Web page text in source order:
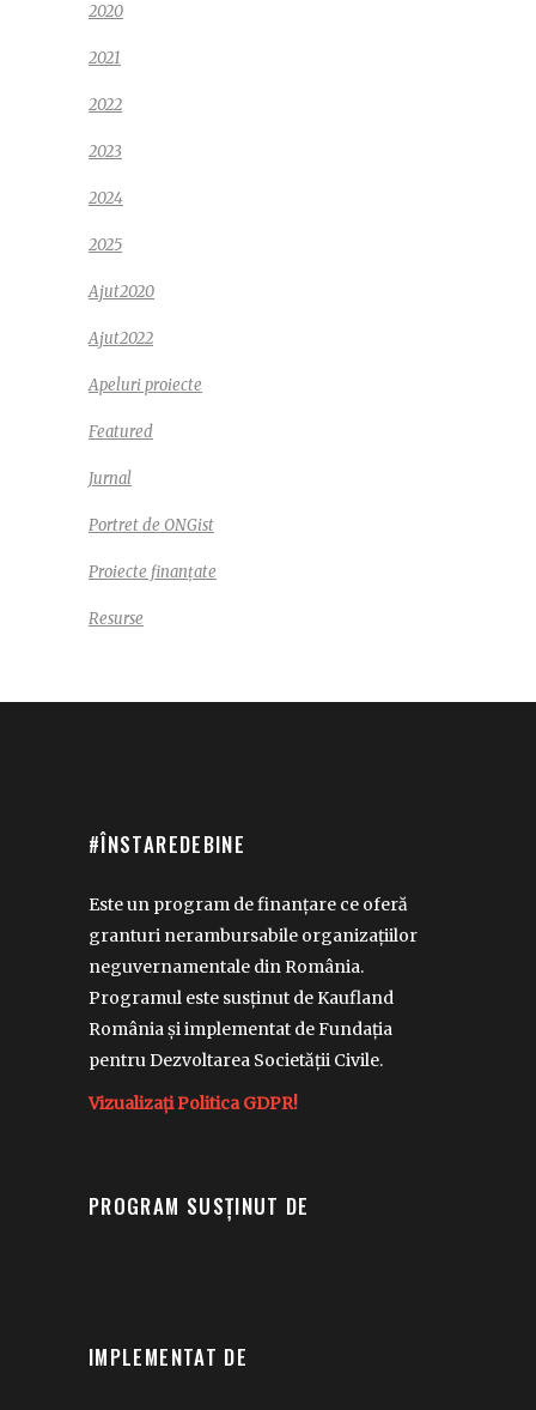
2020
2021
2022
2023
2024
2025
Ajut2020
Ajut2022
Apeluri proiecte
Featured
Jurnal
Portret de ONGist
Proiecte finanțate
Resurse
#ÎNSTAREDEBINE
Este un program de finanțare ce oferă
granturi nerambursabile organizațiilor
neguvernamentale din România.
Programul este susținut de Kaufland
România și implementat de Fundația
pentru Dezvoltarea Societății Civile.
Vizualizați Politica GDPR!
PROGRAM SUSȚINUT DE
IMPLEMENTAT DE